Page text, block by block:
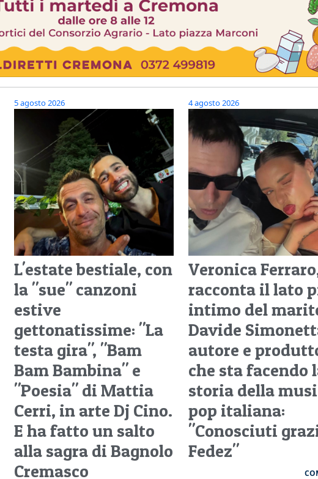
5 agosto 2026
L'estate bestiale, con
la "sue" canzoni
estive
gettonatissime: "La
testa gira", "Bam
Bam Bambina" e
"Poesia" di Mattia
Cerri, in arte Dj Cino.
E ha fatto un salto
alla sagra di Bagnolo
Cremasco
4 agosto 2026
Veronica
racconta il lato
intimo del
Davide
autore e
che sta facendo
storia della
pop italiana:
"Conosciuti
Fedez"